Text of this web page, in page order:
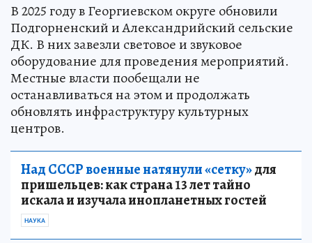
В 2025 году в Георгиевском округе обновили
Подгорненский и Александрийский сельские
ДК. В них завезли световое и звуковое
оборудование для проведения мероприятий.
Местные власти пообещали не
останавливаться на этом и продолжать
обновлять инфраструктуру культурных
центров.
Над СССР военные натянули «сетку»для
пришельцев: как страна 13 лет тайно
искала и изучала инопланетных гостей
НАУКА